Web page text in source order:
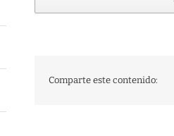
Comparte este contenido: